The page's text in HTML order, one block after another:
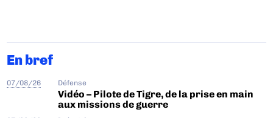
En bref
07/08/26 Défense
Vidéo – Pilote de Tigre, de la prise en main
aux missions de guerre